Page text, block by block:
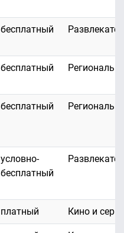
бесплатный
бесплатный
бесплатный
условно-
бесплатный
платный Кино и